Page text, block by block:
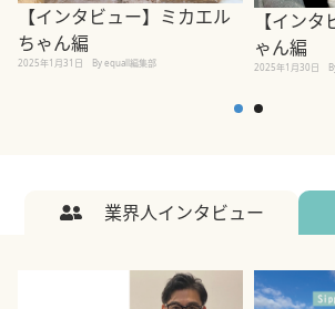
【インタビュー】ミカエル
ちゃん編
2025年1月31日 By equall編集部
【イン
ゃん編
2025年1月30日
業界人インタビュー